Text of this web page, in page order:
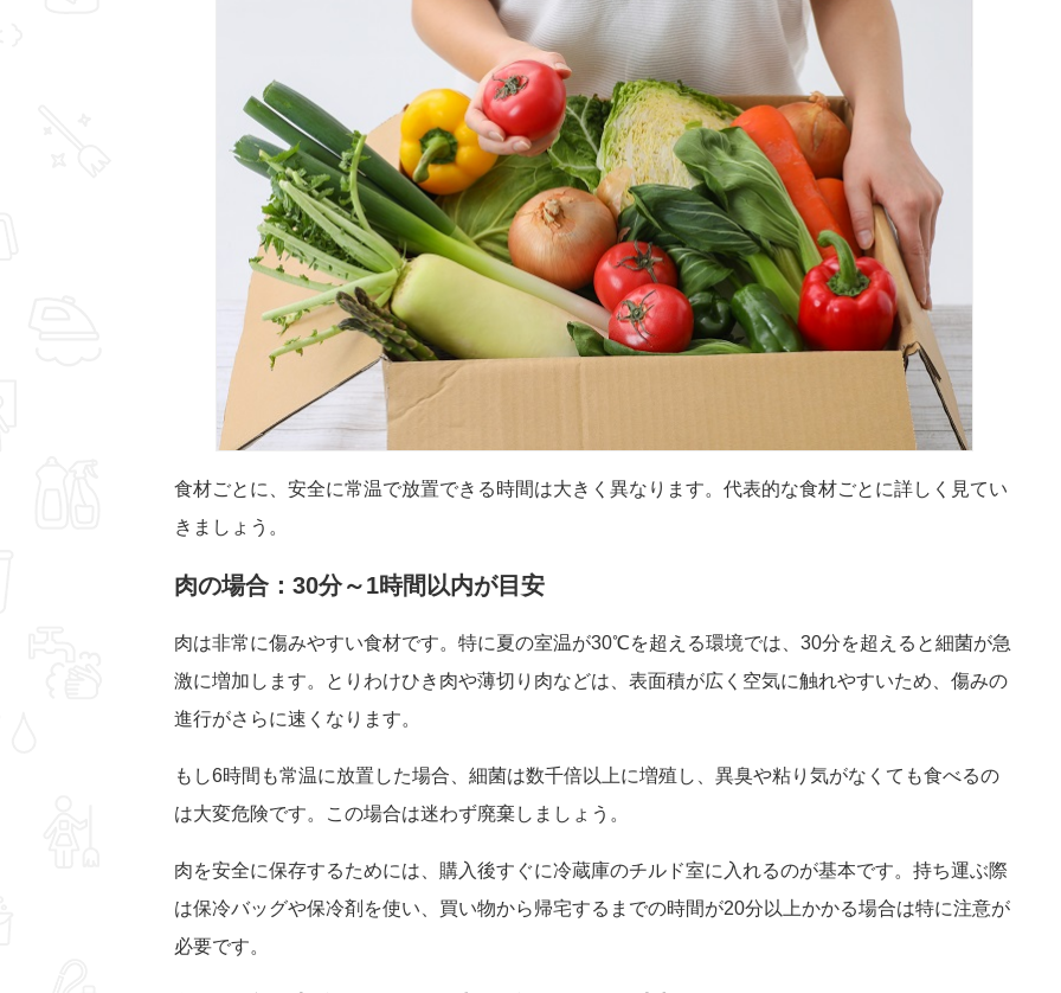
食材ごとに、安全に常温で放置できる時間は大きく異なります。代表的な食材ごとに詳しく見てい
きましょう。
肉の場合：30分～1時間以内が目安
肉は非常に傷みやすい食材です。特に夏の室温が30℃を超える環境では、30分を超えると細菌が急
激に増加します。とりわけひき肉や薄切り肉などは、表面積が広く空気に触れやすいため、傷みの
進行がさらに速くなります。
もし6時間も常温に放置した場合、細菌は数千倍以上に増殖し、異臭や粘り気がなくても食べるの
は大変危険です。この場合は迷わず廃棄しましょう。
肉を安全に保存するためには、購入後すぐに冷蔵庫のチルド室に入れるのが基本です。持ち運ぶ際
は保冷バッグや保冷剤を使い、買い物から帰宅するまでの時間が20分以上かかる場合は特に注意が
必要です。